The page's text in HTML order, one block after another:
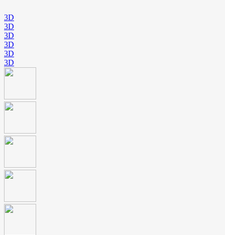
3D
3D
3D
3D
3D
3D